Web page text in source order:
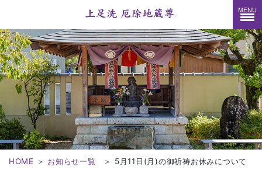
MENU
HOME ＞ お知らせ一覧 ＞ 5月11日(月)の御祈祷お休みについて